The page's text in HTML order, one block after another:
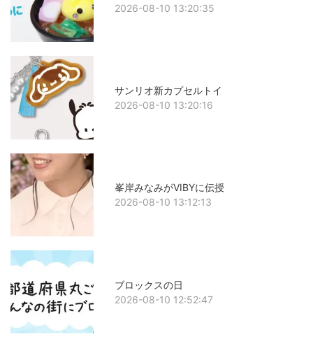
2026-08-10 13:20:35
サンリオ新カプセルトイ
2026-08-10 13:20:16
峯岸みなみがVIBYに伝授
2026-08-10 13:12:13
ブロックスの日
2026-08-10 12:52:47